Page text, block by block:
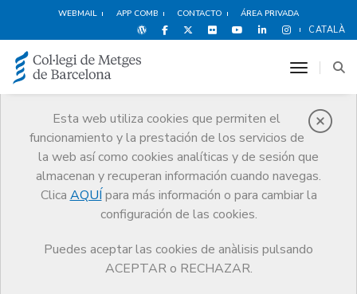
WEBMAIL APP COMB CONTACTO ÁREA PRIVADA
CATALÀ
Esta web utiliza cookies que permiten el
funcionamiento y la prestación de los servicios de
la web así como cookies analíticas y de sesión que
almacenan y recuperan información cuando navegas.
Clica AQUÍ para más información o para cambiar la
configuración de las cookies.
Puedes aceptar las cookies de anàlisis pulsando
ACEPTAR o RECHAZAR.
toggle
Premios
El CoMB Guardonat Edició 2010
Guardonat Edició 2010